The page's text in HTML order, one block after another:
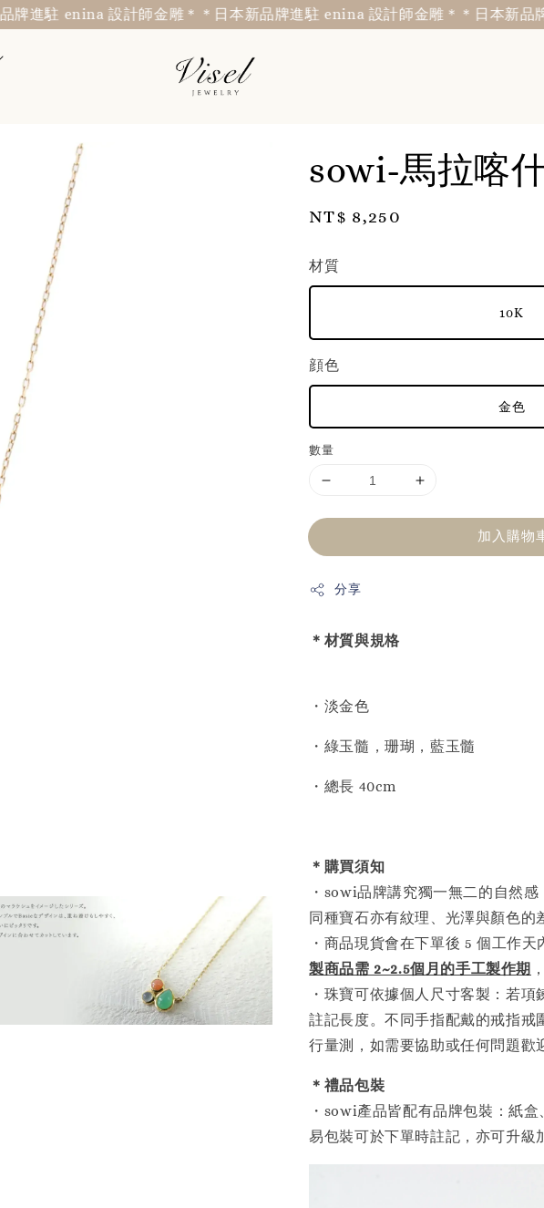
駐 enina 設計師金雕＊＊日本新品牌進駐 enina 設計師金雕＊＊日本新品牌進
sowi-馬拉喀
Regular
NT$ 8,250
材質
10K
顔色
金色
數量
加入購物
分享
＊材質與規格
・淡金色
・綠玉髓，珊瑚，藍玉髓
・總長 40cm
＊購買須知
・sowi品牌講究獨一無二的自然
同種寶石亦有紋理、光澤與顏色的
・商品現貨會在下單後 5 個工作天
製商品需 2~2.5個月的手工製作期
・珠寶可依據個人尺寸客製：若
註記長度。不同手指配戴的戒指戒
行量測，如需要協助或任何問題歡
＊禮品包裝
・sowi產品皆配有品牌包裝：紙
易包裝可於下單時註記，亦可升級